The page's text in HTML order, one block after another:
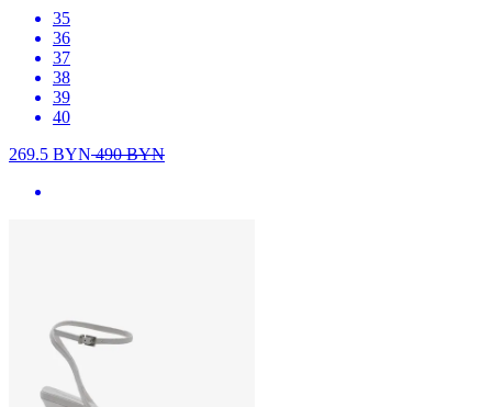
35
36
37
38
39
40
269.5 BYN490BYN